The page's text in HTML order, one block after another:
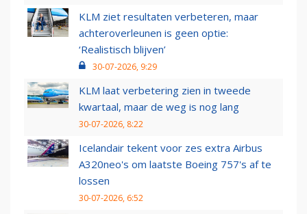
KLM ziet resultaten verbeteren, maar
achteroverleunen is geen optie:
‘Realistisch blijven’
30-07-2026, 9:29
KLM laat verbetering zien in tweede
kwartaal, maar de weg is nog lang
30-07-2026, 8:22
Icelandair tekent voor zes extra Airbus
A320neo's om laatste Boeing 757's af te
lossen
30-07-2026, 6:52